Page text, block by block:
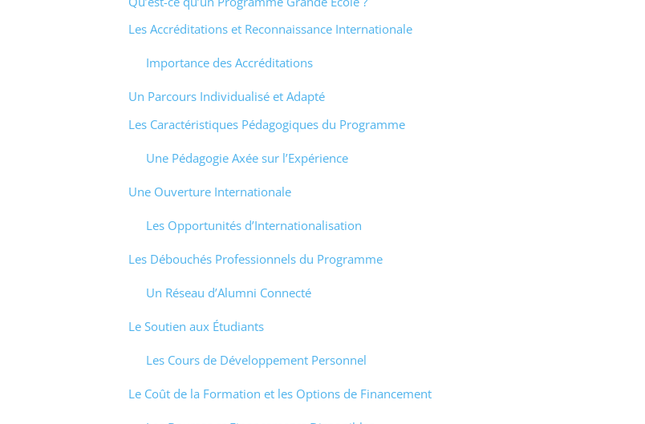
Les Accréditations et Reconnaissance Internationale
Importance des Accréditations
Un Parcours Individualisé et Adapté
Les Caractéristiques Pédagogiques du Programme
Une Pédagogie Axée sur l’Expérience
Une Ouverture Internationale
Les Opportunités d’Internationalisation
Les Débouchés Professionnels du Programme
Un Réseau d’Alumni Connecté
Le Soutien aux Étudiants
Les Cours de Développement Personnel
Le Coût de la Formation et les Options de Financement